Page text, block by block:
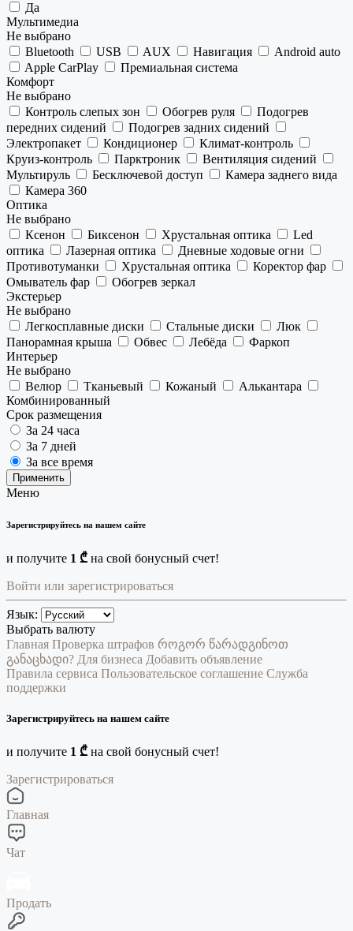
Да
Мультимедиа
Не выбрано
Bluetooth
USB AUX Навигация
Android auto
Apple CarPlay
Премиальная система
Комфорт
Не выбрано
Контроль слепых зон
Обогрев руля
Подогрев
передних сидений
Подогрев задних сидений
Электропакет
Кондиционер
Климат-контроль
Круиз-контроль
Парктроник
Вентиляция сидений
Мультируль
Бесключевой доступ
Камера заднего вида
Камера 360
Оптика
Не выбрано
Ксенон
Биксенон Хрустальная оптика
Led
оптика
Лазерная оптика
Дневные ходовые огни
Противотуманки
Хрустальная оптика
Коректор фар
Омыватель фар
Обогрев зеркал
Экстерьер
Не выбрано
Легкосплавные диски
Стальные диски
Люк
Панорамная крыша
Обвес Лебёда
Фаркоп
Интерьер
Не выбрано
Велюр
Тканьевый Кожаный
Алькантара
Комбинированный
Срок размещения
За 24 часа
За 7 дней
За все время
Применить
Меню
Зарегистрируйтесь на нашем сайте
и получите 1 ₾ на свой бонусный счет!
Войти или зарегистрироваться
Язык:
Выбрать валюту
Главная Проверка штрафов როგორ წარადგინოთ
განაცხადი? Для бизнеса Добавить объявление
Правила сервиса Пользовательское соглашение Служба
поддержки
Зарегистрируйтесь на нашем сайте
и получите 1 ₾ на свой бонусный счет!
Зарегистрироваться
Главная
Чат
Продать